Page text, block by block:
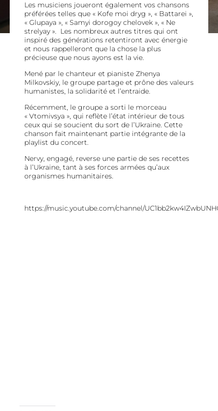
Les musiciens joueront également vos chansons
préférées telles que « Kofe moi dryg », « Battarei »,
« Glupaya », « Samyi dorogoy chelovek », « Ne
strelyay ». Les nombreux autres titres qui ont
inspiré des générations retentiront avec énergie
et nous rappelleront que la chose la plus
précieuse que nous ayons est la vie.
Mené par le chanteur et pianiste Zhenya
Milkovskiy, le groupe partage et prône des valeurs
humanistes, la solidarité et l’entraide.
Récemment, le groupe a sorti le morceau
« Vtomivsya », qui reflète l’état intérieur de tous
ceux qui se soucient du sort de l’Ukraine. Cette
chanson fait maintenant partie intégrante de la
playlist du concert.
Nervy, engagé, reverse une partie de ses recettes
à l’Ukraine, tant à ses forces armées qu’aux
organismes humanitaires.
https://music.youtube.com/channel/